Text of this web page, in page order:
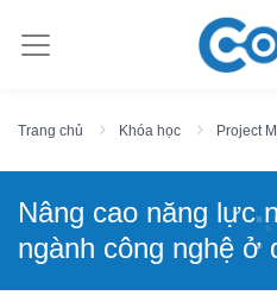
Trang chủ Khóa học Project
Nâng cao năng lực
ngành công nghệ ở